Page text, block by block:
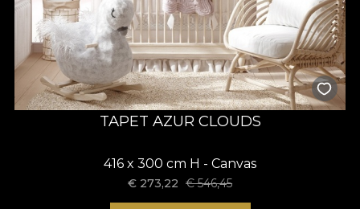
TAPET AZUR CLOUDS
416 x 300 cm H - Canvas
€ 273,22 €546,45